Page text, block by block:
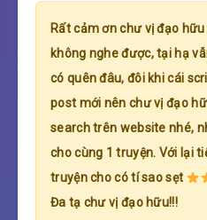
Rất cảm ơn chư vị đạo
không nghe được, tại hạ
có quên đâu, đôi khi cái
post mới nên chư vị đạo
search trên website nhé,
cho cùng 1 truyện. Với lại
truyện cho có tí sao sẹt
Đa tạ chư vị đạo hữu!!!